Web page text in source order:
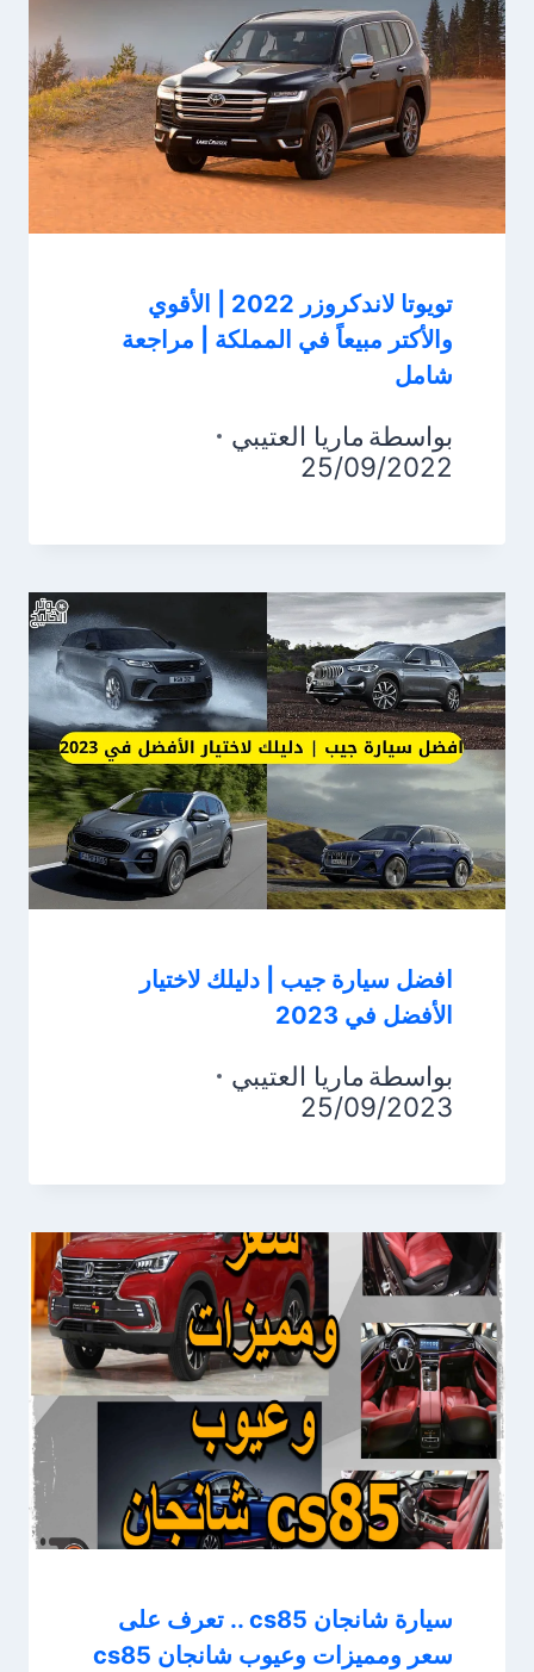
تويوتا لاندكروزر 2022 | الأقوي
والأكتر مبيعاً في المملكة | مراجعة
شامل
بواسطة ماريا العتيبي
25/09/2022
افضل سيارة جيب | دليلك لاختيار
الأفضل في 2023
بواسطة ماريا العتيبي
25/09/2023
سيارة شانجان cs85 .. تعرف على
سعر ومميزات وعيوب شانجان cs85